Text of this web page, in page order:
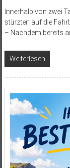
Innerhalb von zwei
stürzten auf die
– Nachdem bereits
Weiterlesen